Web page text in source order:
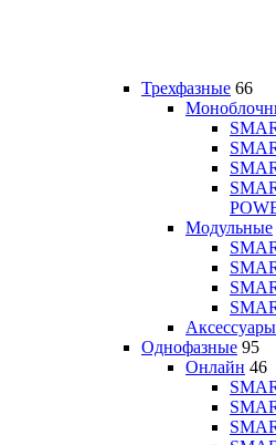
Трехфазные 66
Модульные
Аксессуары
Однофазные 95
Онлайн 46